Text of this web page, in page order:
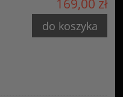
do koszyka